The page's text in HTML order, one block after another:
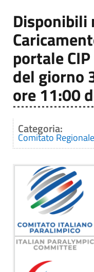
Disponibili
portale
del giorno
ore 11:00
Categoria:
Comitato